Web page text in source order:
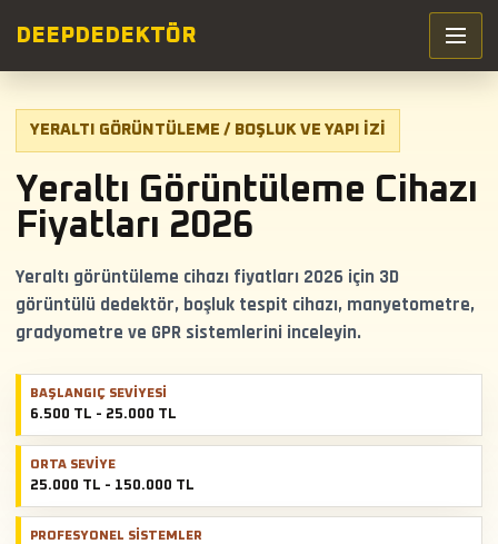
DEEP DEDEKTÖR
YERALTI GÖRÜNTÜLEME / BOŞLUK VE YAPI IZI
Yeraltı Görüntüleme Cihazı
Fiyatları 2026
Yeraltı görüntüleme cihazı fiyatları 2026 için 3D
görüntülü dedektör, boşluk tespit cihazı, manyetometre,
gradyometre ve GPR sistemlerini inceleyin.
BAŞLANGIÇ SEVIYESI
6.500 TL - 25.000 TL
ORTA SEVIYE
25.000 TL - 150.000 TL
PROFESYONEL SISTEMLER